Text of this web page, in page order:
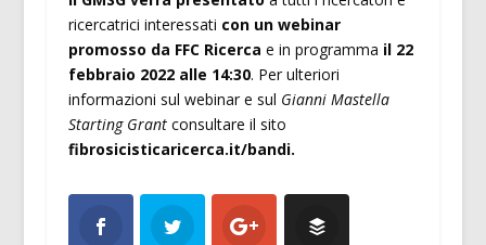
ricercatrici interessati con un webinar
promosso da FFC Ricerca e in programma il 22
febbraio 2022 alle 14:30. Per ulteriori
informazioni sul webinar e sul Gianni Mastella
Starting Grantconsultare il sito
fibrosicisticaricerca.it/bandi.